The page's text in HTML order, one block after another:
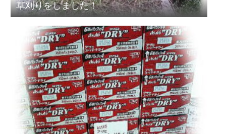
草刈りをしました！